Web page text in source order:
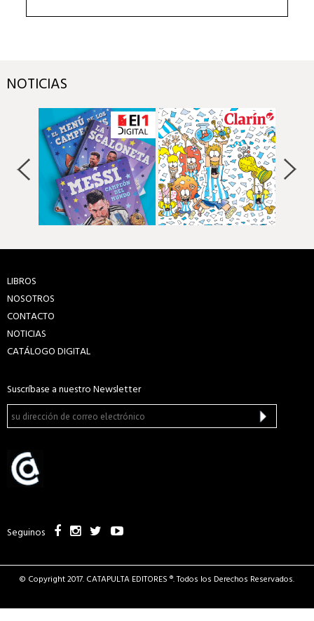
NOTICIAS
LIBROS
NOSOTROS
CONTACTO
NOTICIAS
CATÁLOGO DIGITAL
Suscríbase a nuestro Newsletter
Seguinos
© Copyright 2017. CATAPULTA EDITORES ®. Todos los Derechos Reservados.